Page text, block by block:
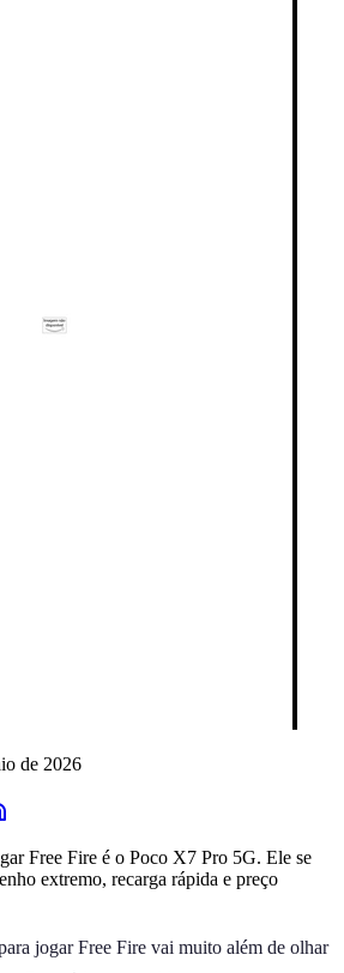
de 2026
Free Fire é o Poco X7 Pro 5G. Ele se
extremo, recarga rápida e preço
jogar Free Fire vai muito além de olhar